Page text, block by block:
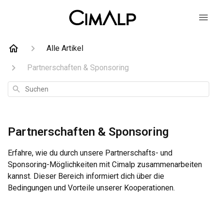
Alle Artikel
Partnerschaften & Sponsoring
Suchen
Partnerschaften & Sponsoring
Erfahre, wie du durch unsere Partnerschafts- und
Sponsoring-Möglichkeiten mit Cimalp zusammenarbeiten
kannst. Dieser Bereich informiert dich über die
Bedingungen und Vorteile unserer Kooperationen.